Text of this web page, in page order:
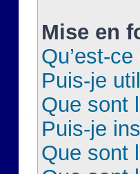
Mise en
Qu’est-
Puis-je
Que sont
Puis-je
Que sont